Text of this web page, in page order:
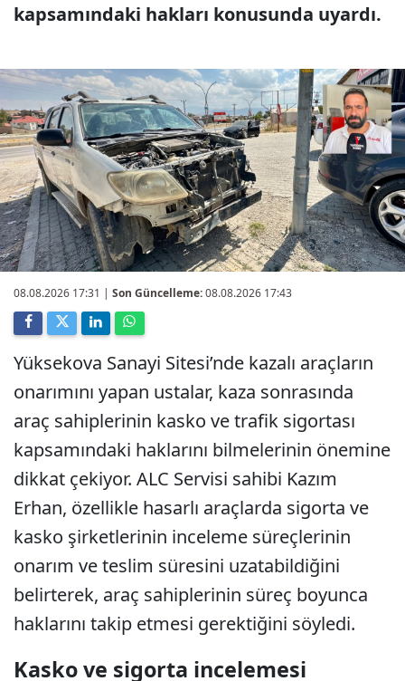
kapsamındaki hakları konusunda uyardı.
08.08.2026 17:31 | Son Güncelleme:08.08.2026 17:43
Yüksekova Sanayi Sitesi’nde kazalı araçların
onarımını yapan ustalar, kaza sonrasında
araç sahiplerinin kasko ve trafik sigortası
kapsamındaki haklarını bilmelerinin önemine
dikkat çekiyor. ALC Servisi sahibi Kazım
Erhan, özellikle hasarlı araçlarda sigorta ve
kasko şirketlerinin inceleme süreçlerinin
onarım ve teslim süresini uzatabildiğini
belirterek, araç sahiplerinin süreç boyunca
haklarını takip etmesi gerektiğini söyledi.
Kasko ve sigorta incelemesi